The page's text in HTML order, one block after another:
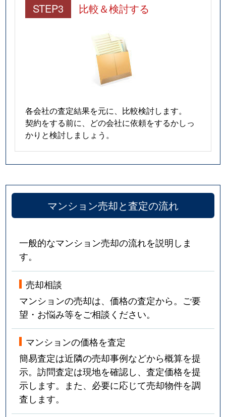
STEP3 比較＆検討する
各会社の査定結果を元に、比較検討します。
契約をする前に、どの会社に依頼をするかしっ
かりと検討しましょう。
マンション売却と査定の流れ
一般的なマンション売却の流れを説明しま
す。
売却相談
マンションの売却は、価格の査定から。ご要
望・お悩み等をご相談ください。
マンションの価格を査定
簡易査定は近隣の売却事例などから概算を提
示。訪問査定は現地を確認し、査定価格を提
示します。また、必要に応じて売却物件を調
査します。